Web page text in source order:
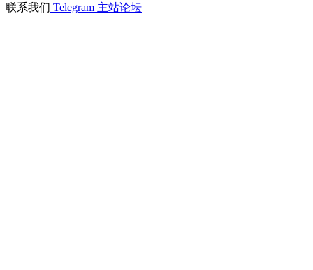
联系我们 Telegram 主站论坛